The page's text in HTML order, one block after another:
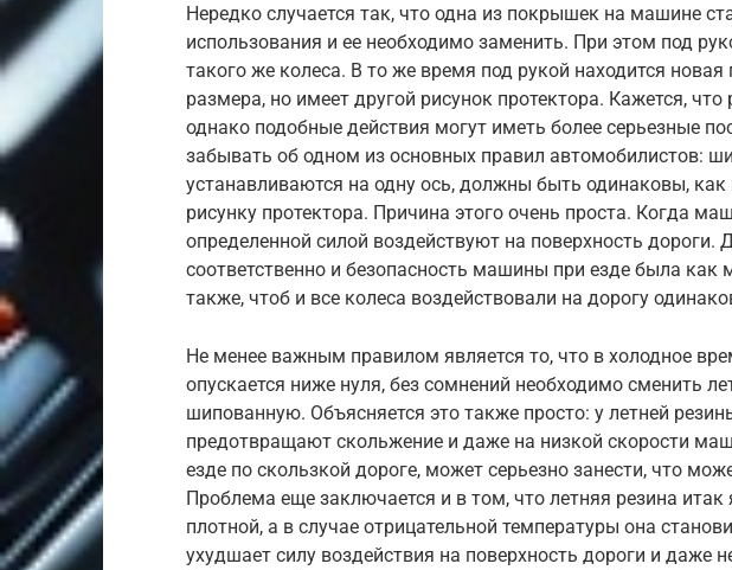
Нередко случается так, что одна из покрышек на машине
использования и ее необходимо заменить. При этом под
такого же колеса. В то же время под рукой находится
размера, но имеет другой рисунок протектора. Кажется, что
однако подобные действия могут иметь более серьезные
забывать об одном из основных правил автомобилистов:
устанавливаются на одну ось, должны быть одинаковы, как
рисунку протектора. Причина этого очень проста. Когда
определенной силой воздействуют на поверхность дороги.
соответственно и безопасность машины при езде была
также, чтоб и все колеса воздействовали на дорогу
Не менее важным правилом является то, что в холодное
опускается ниже нуля, без сомнений необходимо сменить
шипованную. Объясняется это также просто: у летней
предотвращают скольжение и даже на низкой скорости
езде по скользкой дороге, может серьезно занести, что
Проблема еще заключается и в том, что летняя резина итак
плотной, а в случае отрицательной температуры она
ухудшает силу воздействия на поверхность дороги и даже